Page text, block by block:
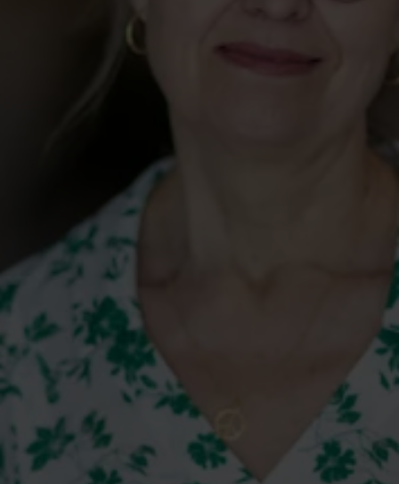
Annika är en uppskattad deltagare i seminarier,
rundabordssamtal och andra sammanhang där expertis
och medlemsfokus är centralt.
kommunikationsstrateg Alexandra Oljans Ahlin